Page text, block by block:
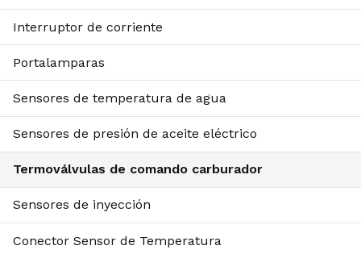
Interruptor de corriente
Portalamparas
Sensores de temperatura de agua
Sensores de presión de aceite eléctrico
Termoválvulas de comando carburador
Sensores de inyección
Conector Sensor de Temperatura